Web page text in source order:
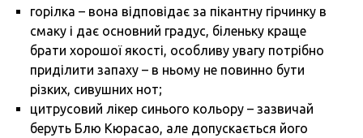
горілка – вона відповідає за пікантну гірчинку в
смаку і дає основний градус, біленьку краще
брати хорошої якості, особливу увагу потрібно
приділити запаху – в ньому не повинно бути
різких, сивушних нот;
цитрусовий лікер синього кольору – зазвичай
беруть Блю Кюрасао, але допускається його